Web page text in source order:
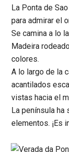
La Ponta de
para admirar el
Se camina a lo
Madeira
colores.
A lo largo de la
acantilados
vistas hacia el
La península
elementos. ¡Es